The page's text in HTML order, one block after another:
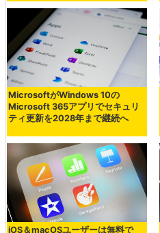
MicrosoftがWindows 10の
Microsoft 365アプリでセキュリ
ティ更新を2028年まで継続へ
iOS＆macOSユーザーは無料で